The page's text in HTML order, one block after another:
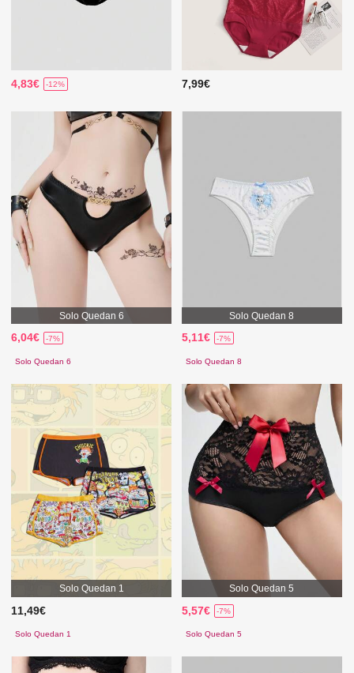
4,83€ -12% 7,99€
Solo Quedan 6
6,04€ -7%
Solo Quedan 6
Solo Quedan 8
5,11€ -7%
Solo Quedan 8
Solo Quedan 1
11,49€
Solo Quedan 1
Solo Quedan 5
5,57€ -7%
Solo Quedan 5